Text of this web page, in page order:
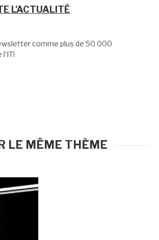
L'ACTUALITÉ
comme plus de 50 000
l'IT!
LE MÊME THÈME